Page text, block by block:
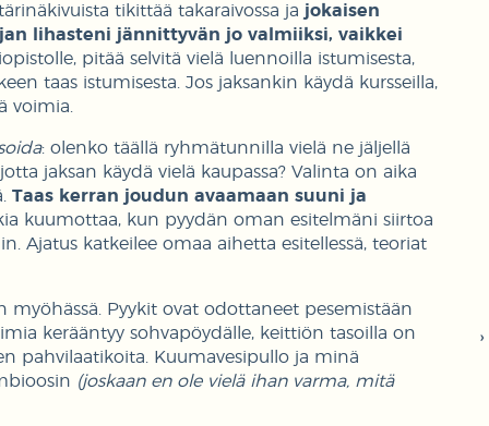
tikittää takaraivossa ja jokaisen
lihasteni jännittyvän jo valmiiksi, vaikkei
pitää selvitä vielä luennoilla istumisesta,
taas istumisesta. Jos jaksankin käydä kursseilla,
voimia.
: olenko täällä ryhmätunnilla vielä ne jäljellä
jaksan käydä vielä kaupassa? Valinta on aika
Taas kerran joudun avaamaan suuni ja
kuumottaa, kun pyydän oman esitelmäni siirtoa
Ajatus katkeilee omaa aihetta esitellessä, teoriat
myöhässä. Pyykit ovat odottaneet pesemistään
kerääntyy sohvapöydälle, keittiön tasoilla on
pahvilaatikoita. Kuumavesipullo ja minä
(joskaan en ole vielä ihan varma, mitä